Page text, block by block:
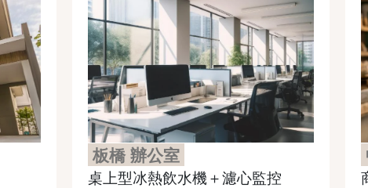
板橋 辦公室
桌上型冰熱飲水機＋濾心監控